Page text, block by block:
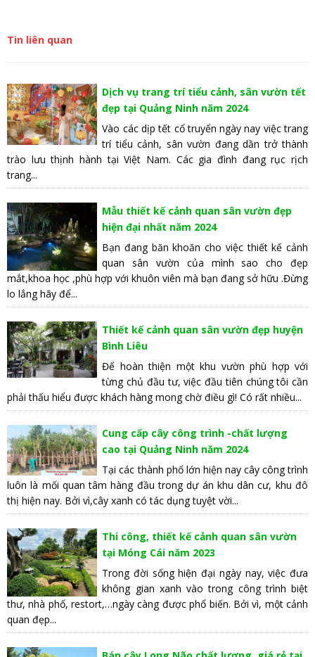
Tin liên quan
Dịch vụ trang trí tiểu cảnh, sân vườn tết
đẹp tại Quảng Ninh năm 2024
Vào các dịp tết cổ truyển ngày nay việc trang
trí tiểu cảnh, sân vườn đang dần trở thành
trào lưu thịnh hành tại Việt Nam. Các gia đình đang rục rịch
trang...
Mẫu thiết kế cảnh quan sân vườn đẹp
hiện đại nhất năm 2024
Bạn đang băn khoăn cho việc thiết kế cảnh
quan sân vườn của mình sao cho đẹp
mắt,khoa học ,phù hợp với khuôn viên mà bạn đang sở hữu .Đừng
lo lắng hãy để...
Thiết kế cảnh quan sân vườn đẹp huyện
Bình Liêu
Để hoàn thiện một khu vườn phù hợp với
từng chủ đầu tư, việc đầu tiên chúng tôi cần
phải thấu hiểu được khách hàng mong chờ điều gì! Có rất nhiều...
Cung cấp cây công trình -chất lượng
cao tại Quảng Ninh năm 2024
Tại các thành phố lớn hiện nay cây công trình
luôn là mối quan tâm hàng đầu trong dự án khu dân cư, khu đô
thị hiện nay. Bởi vì,cây xanh có tác dụng tuyệt vời...
Thi công, thiết kế cảnh quan sân vườn
tại Móng Cái năm 2023
Trong đời sống hiện đại ngày nay, việc đưa
không gian xanh vào trong công trình biệt
thư, nhà phố, restort,…ngày càng được phổ biến. Bởi vì, một cảnh
quan đẹp...